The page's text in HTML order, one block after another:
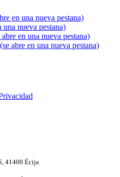
en una nueva pestana)
una nueva pestana)
abre en una nueva pestana)
(se abre en una nueva pestana)
41400 Écija